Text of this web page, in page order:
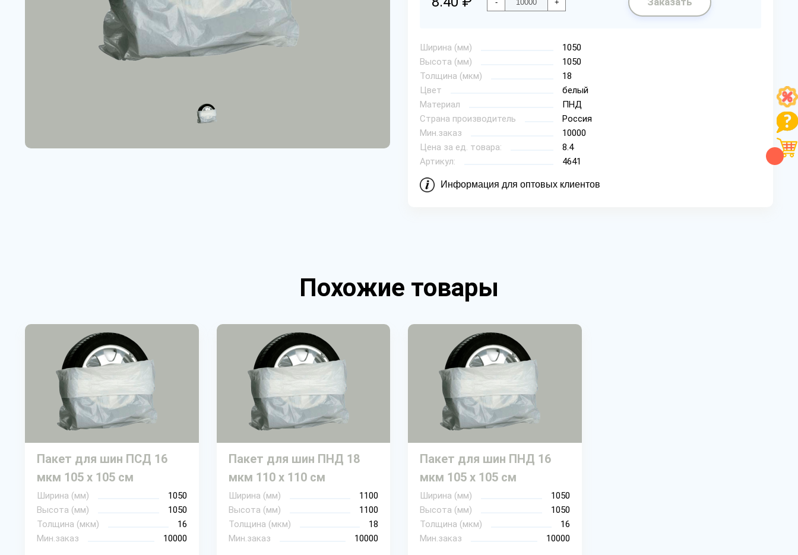
- +
Ширина (мм)
1050
Высота (мм)
1050
Толщина (мкм)
18
Цвет
белый
Материал
ПНД
Страна производитель
Россия
Мин.заказ
10000
Цена за ед. товара:
8.4
Артикул:
4641
Информация для оптовых клиентов
Похожие товары
Пакет для шин ПСД 16
мкм 105 х 105 см
Ширина (мм)
1050
Высота (мм)
1050
Толщина (мкм)
16
Мин.заказ
10000
Пакет для шин ПНД 18
мкм 110 х 110 см
Ширина (мм)
1100
Высота (мм)
1100
Толщина (мкм)
18
Мин.заказ
10000
Пакет для шин ПНД 16
мкм 105 х 105 см
Ширина (мм)
1050
Высота (мм)
1050
Толщина (мкм)
16
Мин.заказ
10000